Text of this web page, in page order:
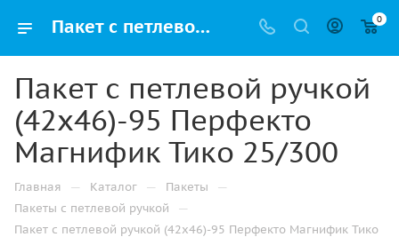
Пакет с петлевой ручкой (42х46)-95 Перфекто Магнифик Тико 25/300 купить в Челябинске с доставкой оптом и в розницу 0
Пакет с петлевой ручкой
(42х46)-95 Перфекто
Магнифик Тико 25/300
Главная — Каталог — Пакеты —
Пакеты с петлевой ручкой —
Пакет с петлевой ручкой (42х46)-95 Перфекто Магнифик Тико